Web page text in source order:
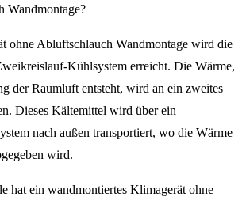
Wandmontage?
ohne Abluftschlauch Wandmontage wird die
Kühlsystem erreicht. Die Wärme,
der Raumluft entsteht, wird an ein zweites
Dieses Kältemittel wird über ein
nach außen transportiert, wo die Wärme
wird.
hat ein wandmontiertes Klimagerät ohne